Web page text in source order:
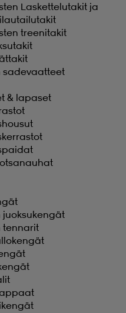
Laskettelutakit ja
treenitakit
sadevaatteet
& lapaset
juoksukengät
tennarit